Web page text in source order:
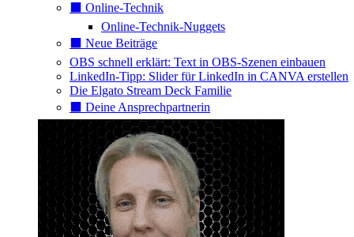
⬛️ Online-Technik
Online-Technik-Nuggets
⬛️ Neue Beiträge
OBS schnell erklärt: Text in OBS-Szenen einbauen
LinkedIn-Tipp: Slider für LinkedIn in CANVA erstellen
Die Elgato Stream Deck Familie
⬛️ Deine Ansprechpartnerin